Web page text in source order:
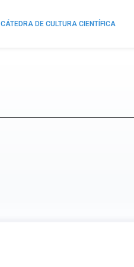
CÁTEDRA DE CULTURA CIENTÍFICA